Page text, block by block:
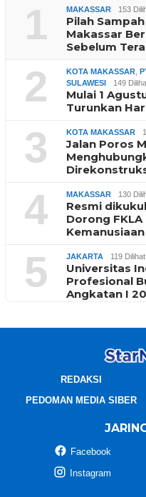
1 MAKASSAR 153
Pilah
Makassar
Sebelum
2 KOTA MAKASSAR
SULAWESI
149
Mulai 1
Turunkan
3 KOTA MAKASSAR
Jalan Poros
4 MAKASSAR 130
Resmi
Dorong
5 JAKARTA 119 Dilihat
Universitas
Profesional
Angkatan I
REDAKSI
PEDOMAN MEDIA SIBER
Facebook
Instagram